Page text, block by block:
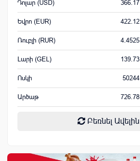
Դոլար (USD) 366.17
Եվրո (EUR) 422.12
Ռուբլի (RUR) 4.4525
Լարի (GEL) 139.73
Ոսկի 50244
Արծաթ 726.78
Բեռնել Ավելին